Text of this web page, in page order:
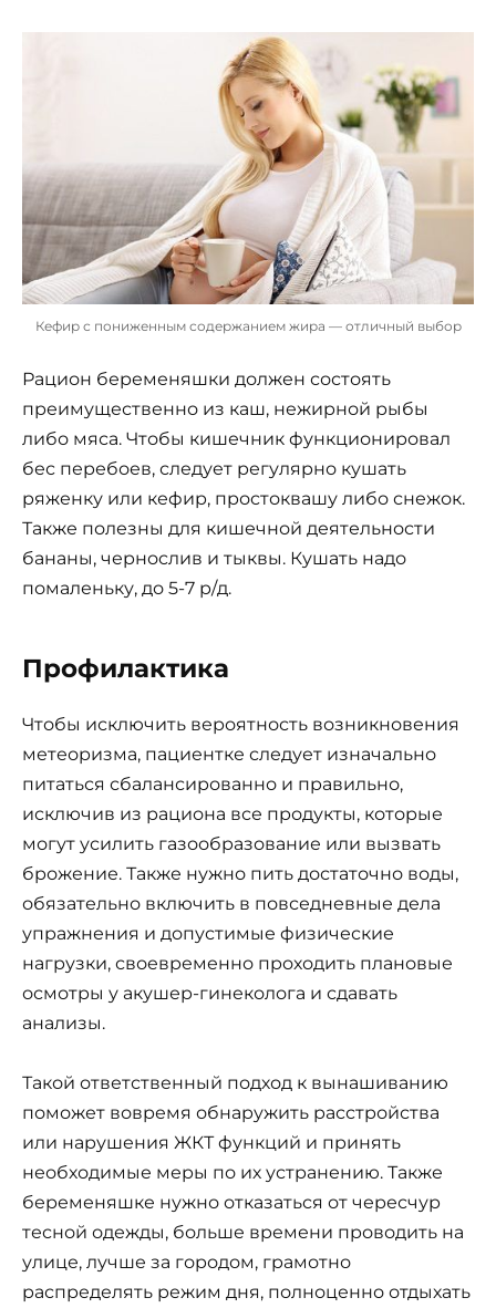
Кефир с пониженным содержанием жира — отличный выбор
Рацион беременяшки должен состоять
преимущественно из каш, нежирной рыбы
либо мяса. Чтобы кишечник функционировал
бес перебоев, следует регулярно кушать
ряженку или кефир, простоквашу либо снежок.
Также полезны для кишечной деятельности
бананы, чернослив и тыквы. Кушать надо
помаленьку, до 5-7 р/д.
Профилактика
Чтобы исключить вероятность возникновения
метеоризма, пациентке следует изначально
питаться сбалансированно и правильно,
исключив из рациона все продукты, которые
могут усилить газообразование или вызвать
брожение. Также нужно пить достаточно воды,
обязательно включить в повседневные дела
упражнения и допустимые физические
нагрузки, своевременно проходить плановые
осмотры у акушер-гинеколога и сдавать
анализы.
Такой ответственный подход к вынашиванию
поможет вовремя обнаружить расстройства
или нарушения ЖКТ функций и принять
необходимые меры по их устранению. Также
беременяшке нужно отказаться от чересчур
тесной одежды, больше времени проводить на
улице, лучше за городом, грамотно
распределять режим дня, полноценно отдыхать